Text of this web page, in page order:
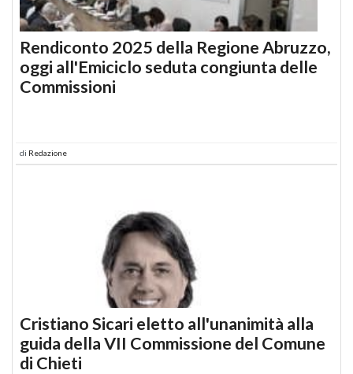
Rendiconto 2025 della Regione Abruzzo,
oggi all'Emiciclo seduta congiunta delle
Commissioni
di Redazione
Cristiano Sicari eletto all'unanimità alla
guida della VII Commissione del Comune
di Chieti